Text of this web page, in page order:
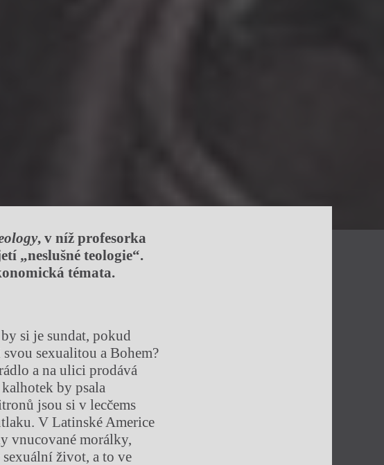
, v níž profesorka
„neslušné teologie“.
témata.
si je sundat, pokud
sexualitou a Bohem?
a na ulici prodává
by psala
jsou si v lecčems
V Latinské Americe
vnucované morálky,
sexuální život, a to ve